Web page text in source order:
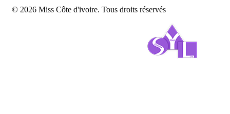
© 2026 Miss Côte d'ivoire. Tous droits réservés